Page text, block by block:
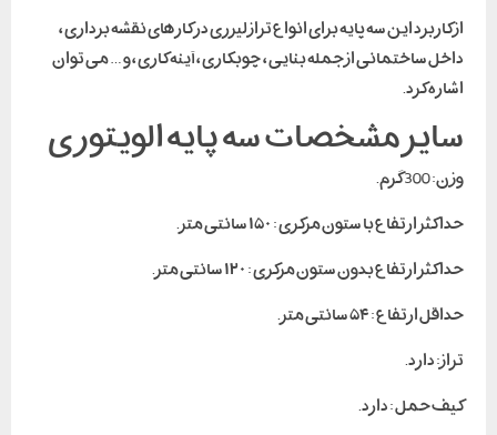
از کاربرد این سه پایه برای انواع تراز لیزری در کارهای نقشه برداری ،
داخل ساختمانی از جمله بنایی ، چوبکاری ، آینه کاری ، و … می توان
اشاره کرد.
سایر مشخصات سه پایه الویتوری
وزن: 300 گرم.
حداکثر ارتفاع با ستون مرکزی : ۱۵۰ سانتی متر.
حداکثر ارتفاع بدون ستون مرکزی : ۱۲۰ سانتی متر.
حداقل ارتفاع : ۵۴ سانتی متر.
تراز: دارد.
کیف حمل : دارد.